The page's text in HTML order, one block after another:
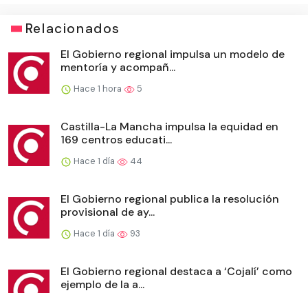
Relacionados
El Gobierno regional impulsa un modelo de
mentoría y acompañ...
Hace 1 hora 5
Castilla-La Mancha impulsa la equidad en
169 centros educati...
Hace 1 día 44
El Gobierno regional publica la resolución
provisional de ay...
Hace 1 día 93
El Gobierno regional destaca a ‘Cojalí’ como
ejemplo de la a...